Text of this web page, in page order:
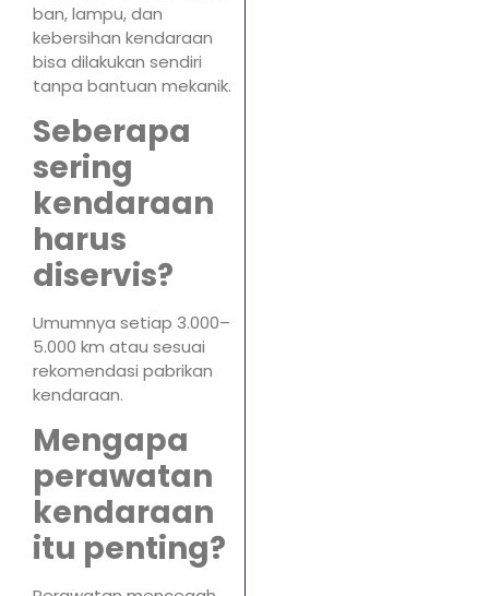
ban, lampu, dan
kebersihan kendaraan
bisa dilakukan sendiri
tanpa bantuan mekanik.
Seberapa
sering
kendaraan
harus
diservis?
Umumnya setiap 3.000–
5.000 km atau sesuai
rekomendasi pabrikan
kendaraan.
Mengapa
perawatan
kendaraan
itu penting?